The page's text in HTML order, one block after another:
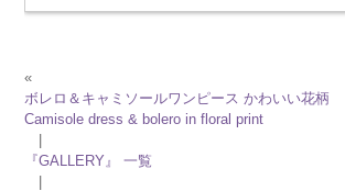
«
ボレロ＆キャミソールワンピース かわいい花柄
Camisole dress & bolero in floral print
『GALLERY』 一覧